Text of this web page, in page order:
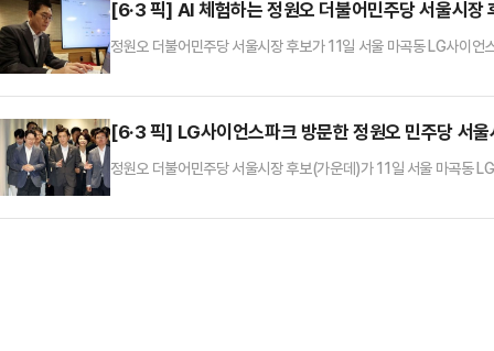
[6·3 픽] AI 체험하는 정원오 더불어민주당 서울시장
정원오 더불어민주당 서울시장 후보가 11일 서울 마곡동 LG사이
[6·3 픽] LG사이언스파크 방문한 정원오 민주당 서울
정원오 더불어민주당 서울시장 후보(가운데)가 11일 서울 마곡동